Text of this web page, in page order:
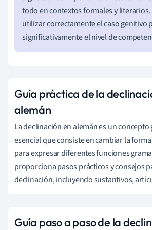
todo en contextos formales y literarios.
utilizar correctamente el caso genitivo
significativamente el nivel de
Guía práctica de la
alemán
La declinación en alemán es un
esencial que consiste en cambiar la
para expresar diferentes funciones
proporciona pasos prácticos y consejos
declinación, incluyendo sustantivos,
Guía paso a paso de la